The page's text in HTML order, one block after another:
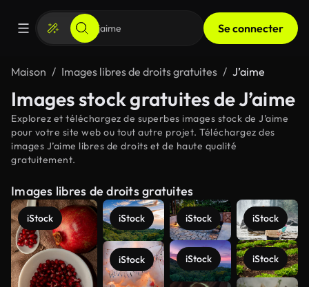
Se connecter
Maison Images libres de droits gratuites J’aime
Images stock gratuites de J’aime
Explorez et téléchargez de superbes images stock de J’aime
pour votre site web ou tout autre projet. Téléchargez des
images J’aime libres de droits et de haute qualité
gratuitement.
Images libres de droits gratuites
iStock iStock
iStock
iStock
iStock
iStock
iStock